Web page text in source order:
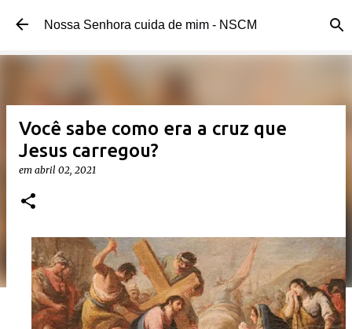
Pular para o conteúdo principal
Nossa Senhora cuida de mim - NSCM
Você sabe como era a cruz que
Jesus carregou?
em abril 02, 2021